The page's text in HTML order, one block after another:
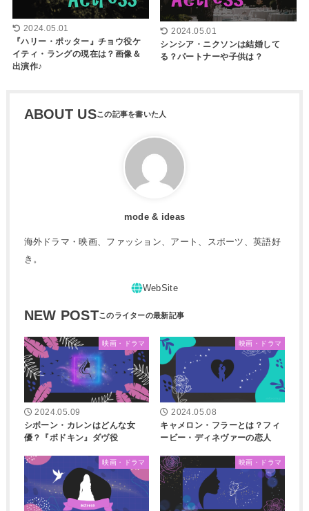
2024.05.01
『ハリー・ポッター』チョウ役ケ
イティ・ラングの現在は？画像＆
出演作♪
2024.05.01
シンシア・ニクソンは結婚して
る？パートナーや子供は？
ABOUT US
mode & ideas
海外ドラマ・映画、ファッション、アート、スポーツ、英語好
き。
NEW POST
映画・ドラマ
2024.05.09
シボーン・カレンはどんな女
優？『ボドキン』ダヴ役
映画・ドラマ
2024.05.08
キャメロン・フラーとは？フィ
ービー・ディネヴァーの恋人
映画・ドラマ 映画・ドラマ